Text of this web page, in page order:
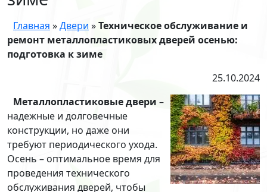
Главная »Двери »Техническое обслуживание и
ремонт металлопластиковых дверей осенью:
подготовка к зиме
25.10.2024
Металлопластиковые двери –
надежные и долговечные
конструкции, но даже они
требуют периодического ухода.
Осень – оптимальное время для
проведения технического
обслуживания дверей, чтобы